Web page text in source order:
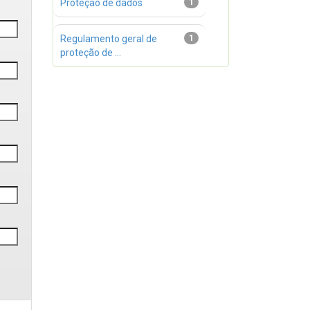
1
Proteção de dados
1
Regulamento geral de
proteção de ...